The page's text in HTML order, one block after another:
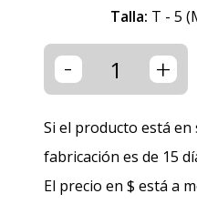
Talla: T - 5
- +
Si el producto está en
fabricación es de 15
El precio en $ está a